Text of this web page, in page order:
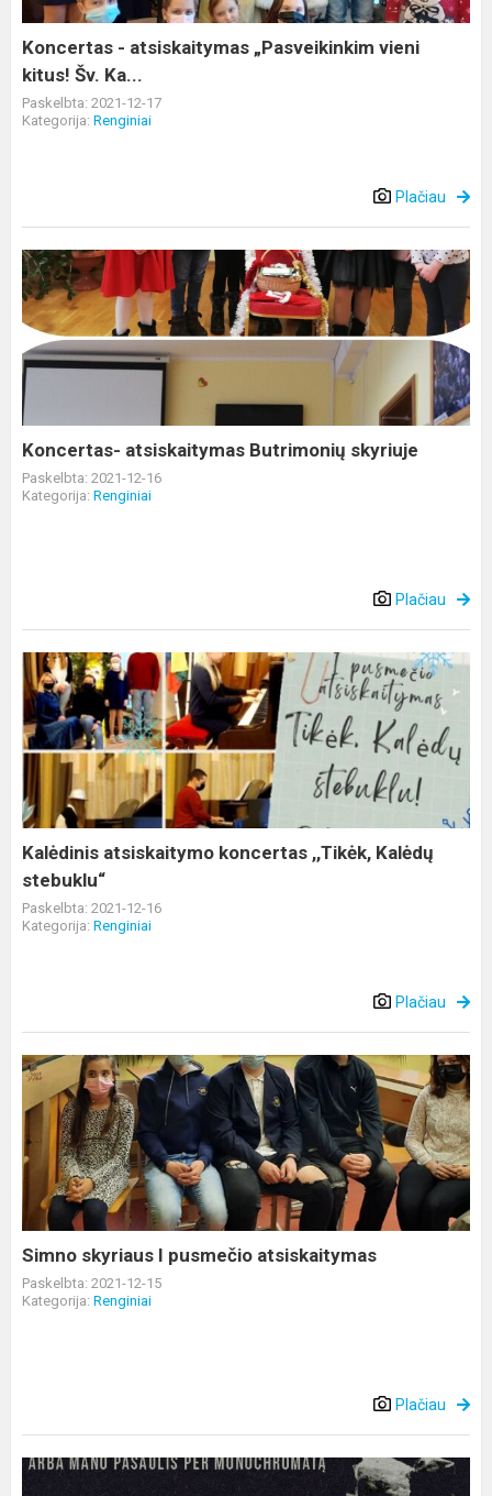
Šv.
Ka...
Koncertas - atsiskaitymas „Pasveikinkim vieni
kitus! Šv. Ka...
Paskelbta: 2021-12-17
Kategorija: Renginiai
Plačiau
Koncertas-
atsiskaitymas
Butrimonių
skyriuje
Koncertas- atsiskaitymas Butrimonių skyriuje
Paskelbta: 2021-12-16
Kategorija: Renginiai
Plačiau
Kalėdinis
atsiskaitymo
koncertas
,,Tikėk,
Kalėdų
stebuklu“
Kalėdinis atsiskaitymo koncertas ,,Tikėk, Kalėdų
stebuklu“
Paskelbta: 2021-12-16
Kategorija: Renginiai
Plačiau
Simno
skyriaus
I
pusmečio
atsiskaitymas
Simno skyriaus I pusmečio atsiskaitymas
Paskelbta: 2021-12-15
Kategorija: Renginiai
Plačiau
Dailės